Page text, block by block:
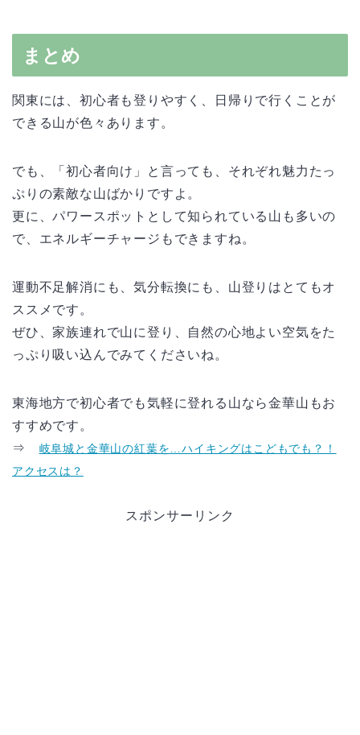
まとめ
関東には、初心者も登りやすく、日帰りで行くことが
できる山が色々あります。
でも、「初心者向け」と言っても、それぞれ魅力たっ
ぷりの素敵な山ばかりですよ。
更に、パワースポットとして知られている山も多いの
で、エネルギーチャージもできますね。
運動不足解消にも、気分転換にも、山登りはとてもオ
ススメです。
ぜひ、家族連れで山に登り、自然の心地よい空気をた
っぷり吸い込んでみてくださいね。
東海地方で初心者でも気軽に登れる山なら金華山もお
すすめです。
⇒ 岐阜城と金華山の紅葉を…ハイキングはこどもでも？！
アクセスは？
スポンサーリンク